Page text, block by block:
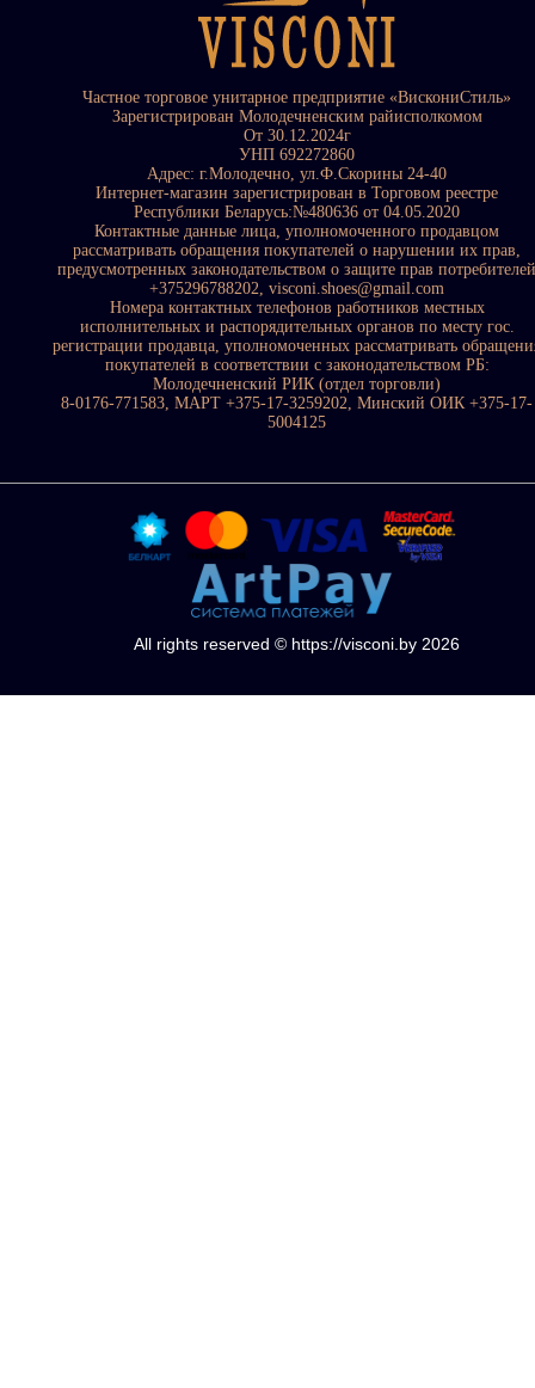
Частное торговое унитарное предприятие «ВискониСтиль»
Зарегистрирован Молодечненским райисполкомом
От 30.12.2024г
УНП 692272860
Адрес: г.Молодечно, ул.Ф.Скорины 24-40
Интернет-магазин зарегистрирован в Торговом реестре
Республики Беларусь:№480636 от 04.05.2020
Контактные данные лица, уполномоченного продавцом
рассматривать обращения покупателей о нарушении их прав,
предусмотренных законодательством о защите прав потребителей
+375296788202, visconi.shoes@gmail.com
Номера контактных телефонов работников местных
исполнительных и распорядительных органов по месту гос.
регистрации продавца, уполномоченных рассматривать
покупателей в соответствии с законодательством РБ:
Молодечненский РИК (отдел торговли)
8-0176-771583, МАРТ +375-17-3259202, Минский ОИК +375-17-
5004125
All rights reserved © https://visconi.by 2026